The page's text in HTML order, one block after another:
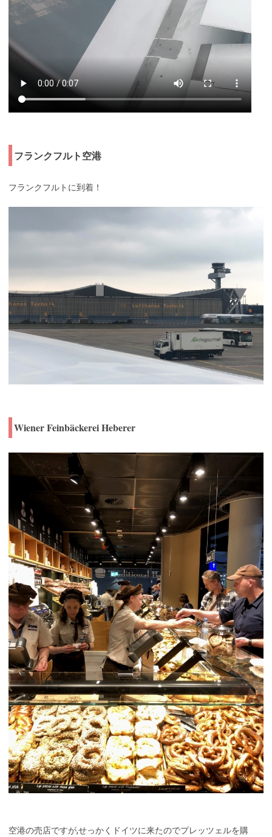
フランクフルト空港
フランクフルトに到着！
Wiener Feinbäckerei Heberer
空港の売店ですが,せっかくドイツに来たのでプレッツェルを購